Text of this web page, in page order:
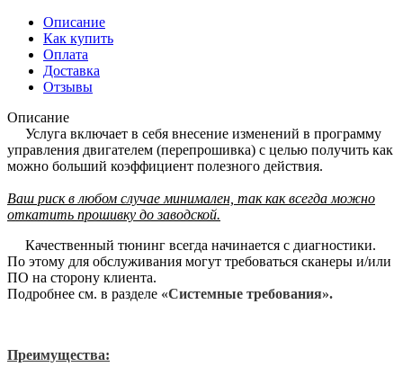
Описание
Как купить
Оплата
Доставка
Отзывы
Описание
Услуга включает в себя внесение изменений в программу
управления двигателем (перепрошивка) с целью получить как
можно больший коэффициент полезного действия.
Ваш риск в любом случае минимален, так как всегда можно
откатить прошивку до заводской.
Качественный тюнинг всегда начинается с диагностики.
По этому для обслуживания могут требоваться сканеры и/или
ПО на сторону клиента.
Подробнее см. в разделе «Системные требования».
Преимущества: